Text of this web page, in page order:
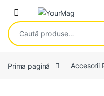
Skip to navigation
Skip to content
Open
Caută după:
Prima pagină Accesorii